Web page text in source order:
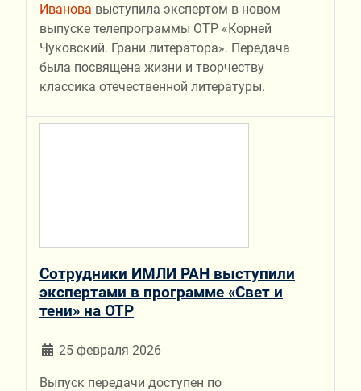
Иванова выступила экспертом в новом
выпуске телепрограммы ОТР «Корней
Чуковский. Грани литератора». Передача
была посвящена жизни и творчеству
классика отечественной литературы.
Сотрудники ИМЛИ РАН выступили
экспертами в программе «Свет и
тени» на ОТР
25 февраля 2026
Выпуск передачи доступен по